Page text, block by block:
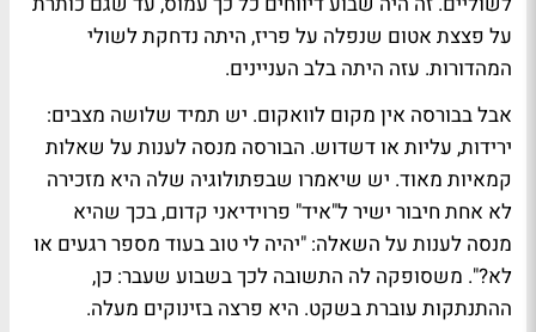
על פצצת אטום שנפלה על פריז, היתה נדחקת לשולי
המהדורות. עזה היתה בלב העניינים.
אבל בבורסה אין מקום לוואקום. יש תמיד שלושה מצבים:
ירידות, עליות או דשדוש. הבורסה מנסה לענות על שאלות
קמאיות מאוד. יש שיאמרו שבפתולוגיה שלה היא מזכירה
לא אחת חיבור ישיר ל"איד" פרוידיאני קדום, בכך שהיא
מנסה לענות על השאלה: "יהיה לי טוב בעוד מספר רגעים או
לא?". משסופקה לה התשובה לכך בשבוע שעבר: כן,
ההתנתקות עוברת בשקט. היא פרצה בזינוקים מעלה.